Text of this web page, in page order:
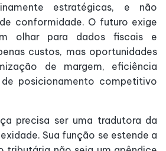
estratégicas, e não
conformidade. O futuro exige
olhar para dados fiscais e
custos, mas oportunidades
de margem, eficiência
posicionamento competitivo
precisa ser uma tradutora da
Sua função se estende a